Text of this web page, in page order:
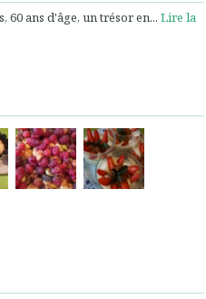
60 ans d'âge, un trésor en... Lire la